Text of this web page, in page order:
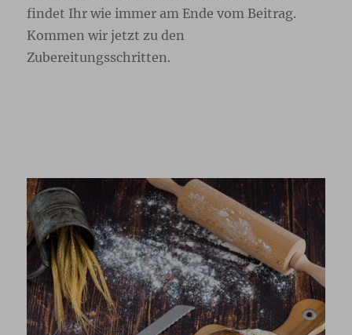
findet Ihr wie immer am Ende vom Beitrag.
Kommen wir jetzt zu den
Zubereitungsschritten.